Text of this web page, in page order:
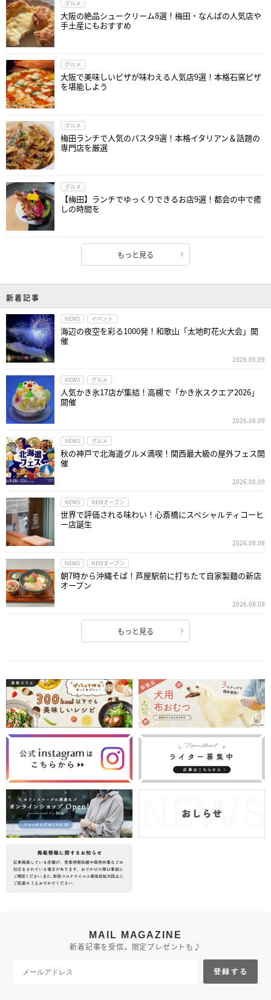
グルメ
大阪の絶品シュークリーム8選！梅田・なんばの人気店や
手土産にもおすすめ
グルメ
大阪で美味しいピザが味わえる人気店9選！本格石窯ピザ
を堪能しよう
グルメ
梅田ランチで人気のパスタ9選！本格イタリアン＆話題の
専門店を厳選
グルメ
【梅田】ランチでゆっくりできるお店9選！都会の中で癒
しの時間を
もっと見る
新着記事
NEWS イベント
海辺の夜空を彩る1000発！和歌山「太地町花火大会」開
催
2026.08.09
NEWS グルメ
人気かき氷17店が集結！高槻で「かき氷スクエア2026」
開催
2026.08.09
NEWS グルメ
秋の神戸で北海道グルメ満喫！関西最大級の屋外フェス開
催
2026.08.09
NEWS NEWオープン
世界で評価される味わい！心斎橋にスペシャルティコーヒ
ー店誕生
2026.08.08
NEWS NEWオープン
朝7時から沖縄そば！芦屋駅前に打ちたて自家製麺の新店
オープン
2026.08.08
もっと見る
MAIL MAGAZINE
新着記事を受信。限定プレゼントも♪
登録する